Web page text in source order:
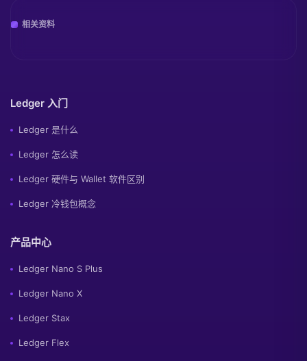
相关资料
Ledger 入门
Ledger 是什么
Ledger 怎么读
Ledger 硬件与 Wallet 软件区别
Ledger 冷钱包概念
产品中心
Ledger Nano S Plus
Ledger Nano X
Ledger Stax
Ledger Flex